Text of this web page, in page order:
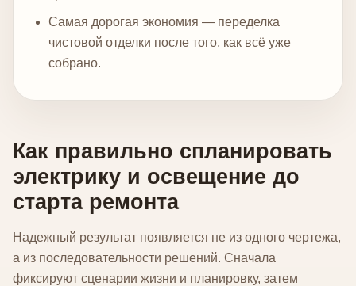
Самая дорогая экономия — переделка
чистовой отделки после того, как всё уже
собрано.
Как правильно спланировать
электрику и освещение до
старта ремонта
Надежный результат появляется не из одного чертежа,
а из последовательности решений. Сначала
фиксируют сценарии жизни и планировку, затем